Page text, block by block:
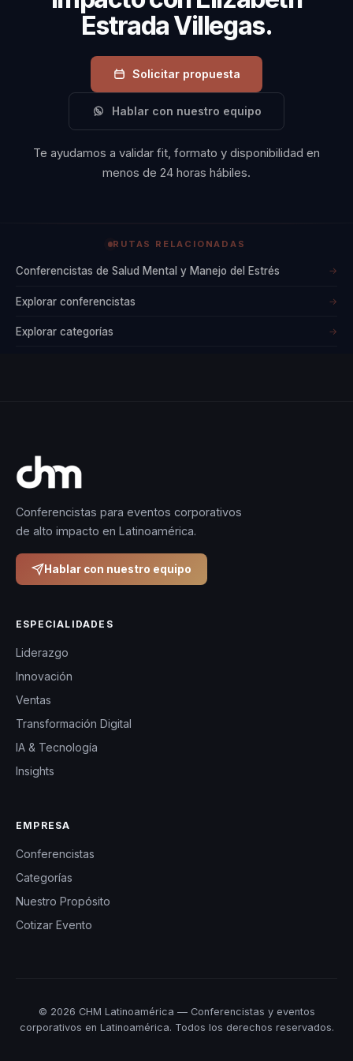
importancia de una
transformación
integrativa que abarca
todas las dimensiones
del ser humano. A lo
largo de su carrera,
Elizabeth ha
ayudándolas a
verdadero potencial y
a vivir una vida plena
conectar con las
convertido en una
conferencista
solicitada por
organizaciones que
Estrada Villegas.
Solicitar propuesta
Hablar con nuestro equipo
Te ayudamos a validar fit, formato y disponibilidad en
menos de 24 horas hábiles.
RUTAS RELACIONADAS
Conferencistas de Salud Mental y Manejo del Estrés →
Explorar conferencistas →
Explorar categorías →
Conferencistas para eventos corporativos
de alto impacto en Latinoamérica.
Hablar con nuestro equipo
ESPECIALIDADES
Liderazgo
Innovación
Ventas
Transformación Digital
IA & Tecnología
Insights
EMPRESA
Conferencistas
Categorías
Nuestro Propósito
Cotizar Evento
© 2026 CHM Latinoamérica — Conferencistas y eventos
corporativos en Latinoamérica. Todos los derechos reservados.